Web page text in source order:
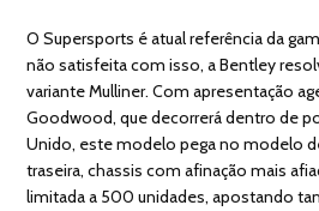
O Supersports é atual referência da
não satisfeita com isso, a Bentley
variante Mulliner. Com apresentação
Goodwood, que decorrerá dentro de
Unido, este modelo pega no modelo
traseira, chassis com afinação mais
limitada a 500 unidades, apostando